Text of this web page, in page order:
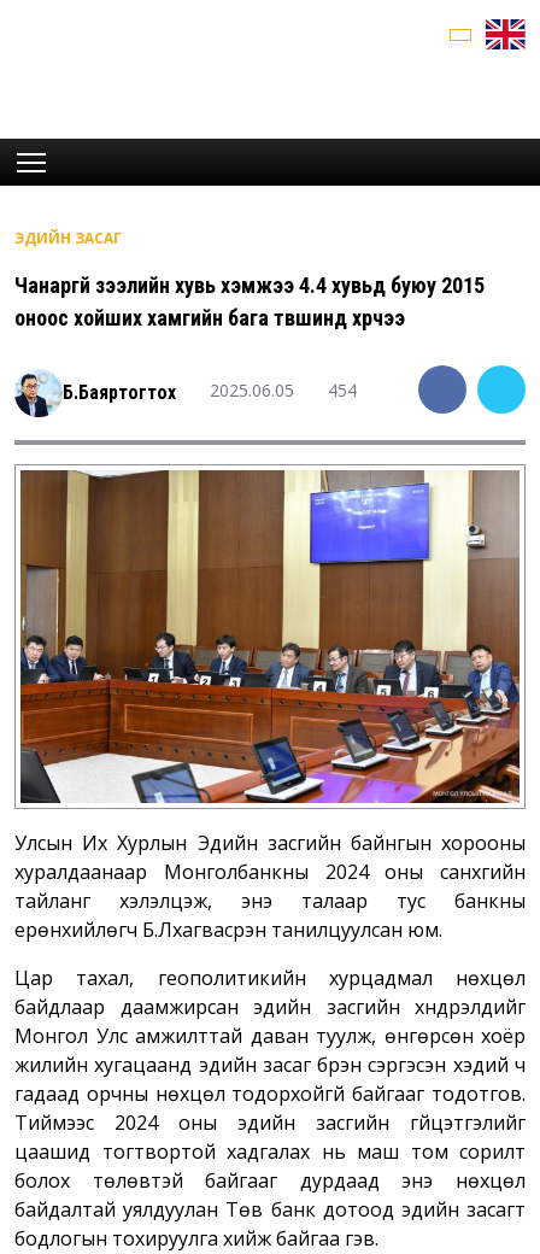
ЭДИЙН ЗАСАГ
Чанаргүй зээлийн хувь хэмжээ 4.4 хувьд буюу 2015
оноос хойших хамгийн бага түвшинд хүрчээ
Б.Баяртогтох 2025.06.05 454
Улсын Их Хурлын Эдийн засгийн байнгын хорооны
хуралдаанаар Монголбанкны 2024 оны санхүүгийн
тайланг хэлэлцэж, энэ талаар тус банкны
ерөнхийлөгч Б.Лхагвасүрэн танилцуулсан юм.
Цар тахал, геополитикийн хурцадмал нөхцөл
байдлаар даамжирсан эдийн засгийн хүндрэлүүдийг
Монгол Улс амжилттай даван туулж, өнгөрсөн хоёр
жилийн хугацаанд эдийн засаг бүрэн сэргэсэн хэдий ч
гадаад орчны нөхцөл тодорхойгүй байгааг тодотгов.
Тиймээс 2024 оны эдийн засгийн гүйцэтгэлийг
цаашид тогтвортой хадгалах нь маш том сорилт
болох төлөвтэй байгааг дурдаад энэ нөхцөл
байдалтай уялдуулан Төв банк дотоод эдийн засагт
бодлогын тохируулга хийж байгаа гэв.